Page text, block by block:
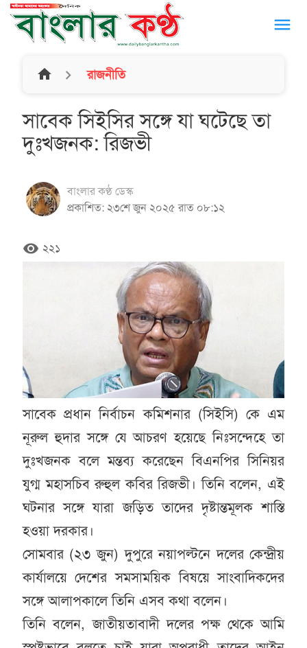
menu
home রাজনীতি
সাবেক সিইসির সঙ্গে যা ঘটেছে তা
দুঃখজনক: রিজভী
বাংলার কণ্ঠ ডেস্ক
প্রকাশিত: ২৩শে জুন ২০২৫ রাত ০৮:১২
remove_red_eye ২২১
সাবেক প্রধান নির্বাচন কমিশনার (সিইসি) কে এম
নূরুল হুদার সঙ্গে যে আচরণ হয়েছে নিঃসন্দেহে তা
দুঃখজনক বলে মন্তব্য করেছেন বিএনপির সিনিয়র
যুগ্ম মহাসচিব রুহুল কবির রিজভী। তিনি বলেন, এই
ঘটনার সঙ্গে যারা জড়িত তাদের দৃষ্টান্তমূলক শাস্তি
হওয়া দরকার।
সোমবার (২৩ জুন) দুপুরে নয়াপল্টনে দলের কেন্দ্রীয়
কার্যালয়ে দেশের সমসাময়িক বিষয়ে সাংবাদিকদের
সঙ্গে আলাপকালে তিনি এসব কথা বলেন।
তিনি বলেন, জাতীয়তাবাদী দলের পক্ষ থেকে আমি